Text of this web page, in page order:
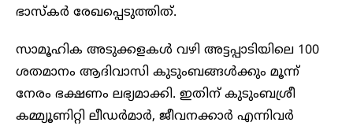
ഭാസ്കർ രേഖപ്പെടുത്തിത്.
സാമൂഹിക അടുക്കളകൾ വഴി അട്ടപ്പാടിയിലെ 100
ശതമാനം ആദിവാസി കുടുംബങ്ങൾക്കും മൂന്ന്
നേരം ഭക്ഷണം ലഭ്യമാക്കി. ഇതിന് കുടുംബശ്രീ
കമ്മ്യൂണിറ്റി ലീഡർമാർ, ജീവനക്കാർ എന്നിവർ